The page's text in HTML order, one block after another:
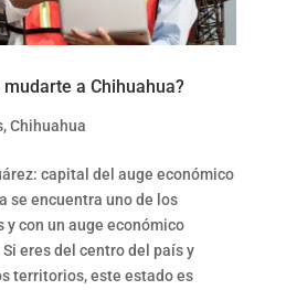
a Chihuahua?
,Chihuahua
capital del auge económico
se encuentra uno de los
y con un auge económico
eres del centro del país y
territorios, este estado es